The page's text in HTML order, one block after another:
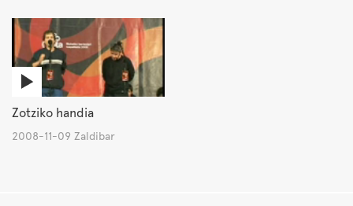
Zotziko handia
2008-11-09 Zaldibar